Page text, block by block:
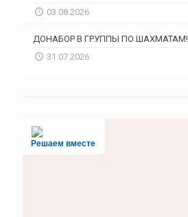
03.08.2026
ДОНАБОР В ГРУППЫ ПО ШАХМАТАМ!
31.07.2026
Решаем вместе